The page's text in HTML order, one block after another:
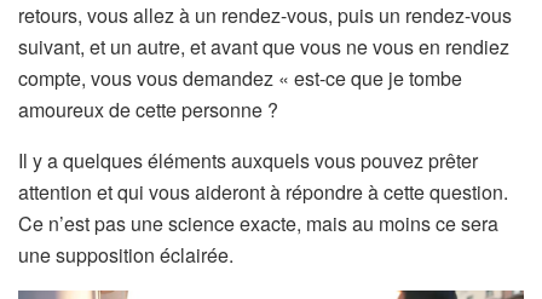
retours, vous allez à un rendez-vous, puis un rendez-vous
suivant, et un autre, et avant que vous ne vous en rendiez
compte, vous vous demandez « est-ce que je tombe
amoureux de cette personne ?
Il y a quelques éléments auxquels vous pouvez prêter
attention et qui vous aideront à répondre à cette question.
Ce n’est pas une science exacte, mais au moins ce sera
une supposition éclairée.